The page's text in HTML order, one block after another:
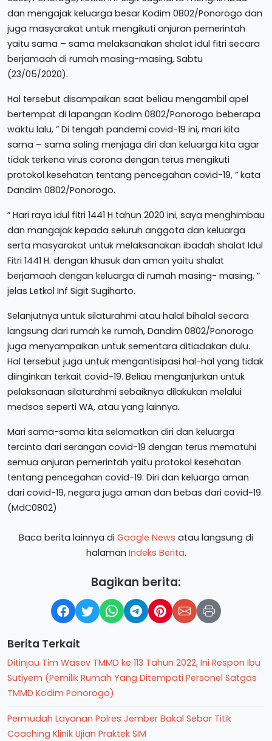
dan mengajak keluarga besar Kodim 0802/Ponorogo dan
juga masyarakat untuk mengikuti anjuran pemerintah
yaitu sama – sama melaksanakan shalat idul fitri secara
berjamaah di rumah masing-masing, Sabtu
(23/05/2020).
Hal tersebut disampaikan saat beliau mengambil apel
bertempat di lapangan Kodim 0802/Ponorogo beberapa
waktu lalu, ” Di tengah pandemi covid-19 ini, mari kita
sama – sama saling menjaga diri dan keluarga kita agar
tidak terkena virus corona dengan terus mengikuti
protokol kesehatan tentang pencegahan covid-19, ” kata
Dandim 0802/Ponorogo.
” Hari raya idul fitri 1441 H tahun 2020 ini, saya menghimbau
dan mangajak kepada seluruh anggota dan keluarga
serta masyarakat untuk melaksanakan ibadah shalat Idul
Fitri 1441 H. dengan khusuk dan aman yaitu shalat
berjamaah dengan keluarga di rumah masing- masing, ”
jelas Letkol Inf Sigit Sugiharto.
Selanjutnya untuk silaturahmi atau halal bihalal secara
langsung dari rumah ke rumah, Dandim 0802/Ponorogo
juga menyampaikan untuk sementara ditiadakan dulu.
Hal tersebut juga untuk mengantisipasi hal-hal yang tidak
diinginkan terkait covid-19. Beliau menganjurkan untuk
pelaksanaan silaturahmi sebaiknya dilakukan melalui
medsos seperti WA, atau yang lainnya.
Mari sama-sama kita selamatkan diri dan keluarga
tercinta dari serangan covid-19 dengan terus mematuhi
semua anjuran pemerintah yaitu protokol kesehatan
tentang pencegahan covid-19. Diri dan keluarga aman
dari covid-19, negara juga aman dan bebas dari covid-19.
(MdC0802)
Baca berita lainnya di Google News atau langsung di
halaman Indeks Berita.
Bagikan berita:
Berita Terkait
Ditinjau Tim Wasev TMMD ke 113 Tahun 2022, Ini Respon Ibu
Sutiyem (Pemilik Rumah Yang Ditempati Personel Satgas
TMMD Kodim Ponorogo)
Permudah Layanan Polres Jember Bakal Sebar Titik
Coaching Klinik Ujian Praktek SIM